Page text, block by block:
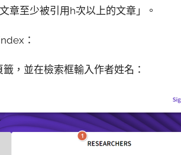
章至少被引用h次以上的文章」。
：
，並在檢索框輸入作者姓名：